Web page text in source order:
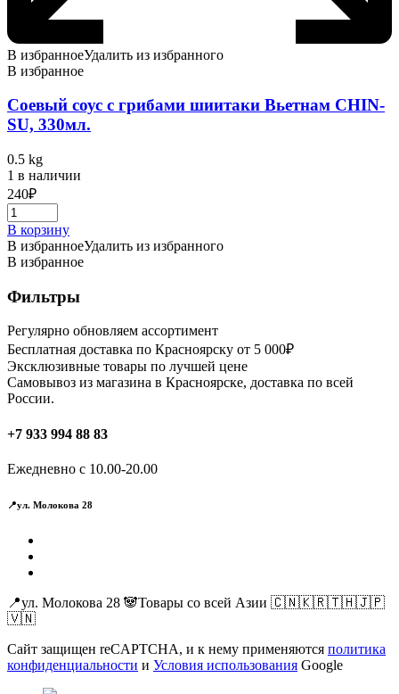
В избранноеУдалить из избранного
В избранное
Соевый соус с грибами шиитаки Вьетнам CHIN-
SU, 330мл.
0.5 kg
1 в наличии
240₽
В корзину
В избранноеУдалить из избранного
В избранное
Фильтры
Регулярно обновляем ассортимент
Бесплатная доставка по Красноярску от 5 000₽
Эксклюзивные товары по лучшей цене
Самовывоз из магазина в Красноярске, доставка по всей
России.
+7 933 994 88 83
Ежедневно с 10.00-20.00
📍ул. Молокова 28
📍ул. Молокова 28 🐼Товары со всей Азии 🇨🇳🇰🇷🇹🇭🇯🇵
🇻🇳
Сайт защищен reCAPTCHA, и к нему применяются политика
конфиденциальности и Условия использования Google